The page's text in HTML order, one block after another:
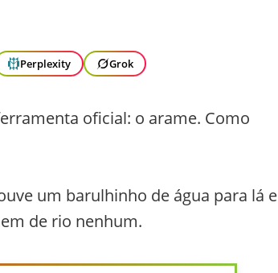
Perplexity Grok
oficial: o arame. Como
um barulhinho de água para lá e
de rio nenhum.